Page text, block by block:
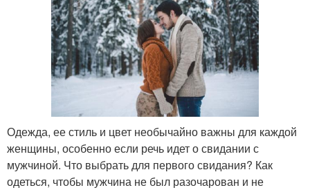
Одежда, ее стиль и цвет необычайно важны для каждой
женщины, особенно если речь идет о свидании с
мужчиной. Что выбрать для первого свидания? Как
одеться, чтобы мужчина не был разочарован и не